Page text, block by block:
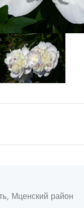
Мценский район